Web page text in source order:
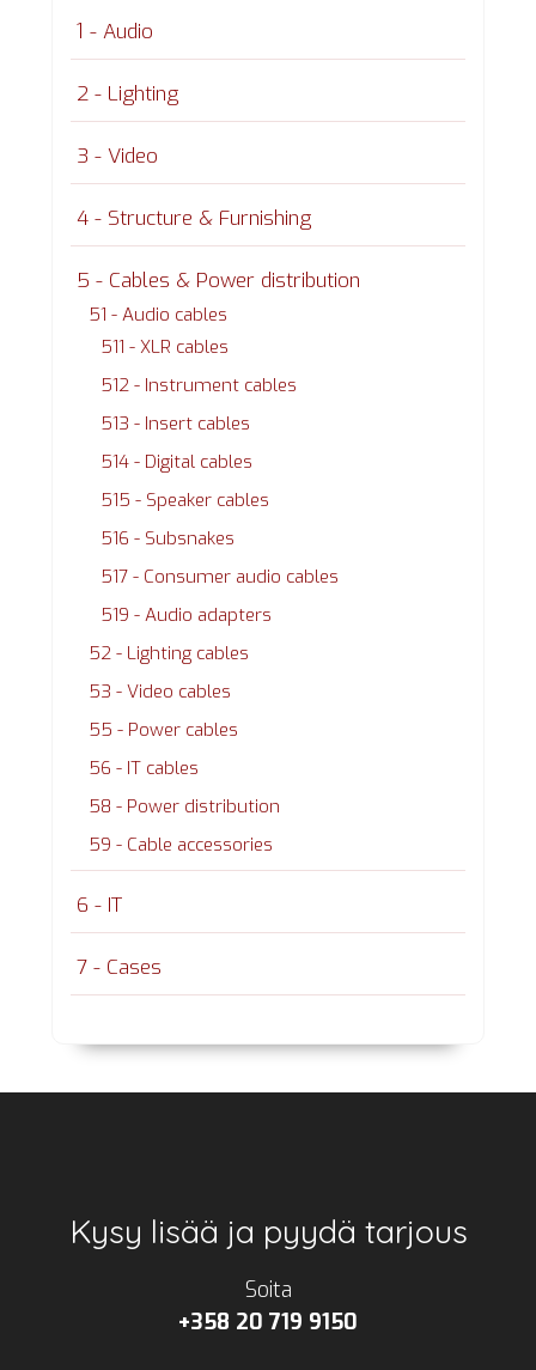
1 - Audio
2 - Lighting
3 - Video
4 - Structure & Furnishing
5 - Cables & Power distribution
51 - Audio cables
511 - XLR cables
512 - Instrument cables
513 - Insert cables
514 - Digital cables
515 - Speaker cables
516 - Subsnakes
517 - Consumer audio cables
519 - Audio adapters
52 - Lighting cables
53 - Video cables
55 - Power cables
56 - IT cables
58 - Power distribution
59 - Cable accessories
6 - IT
7 - Cases
Footer
Kysy lisää ja pyydä tarjous
Soita
+358 20 719 9150